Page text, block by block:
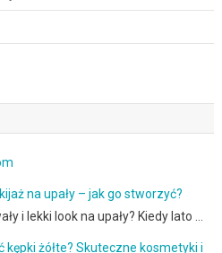
na upały – jak go stworzyć?
i lekki look na upały? Kiedy lato …
żółte? Skuteczne kosmetyki i